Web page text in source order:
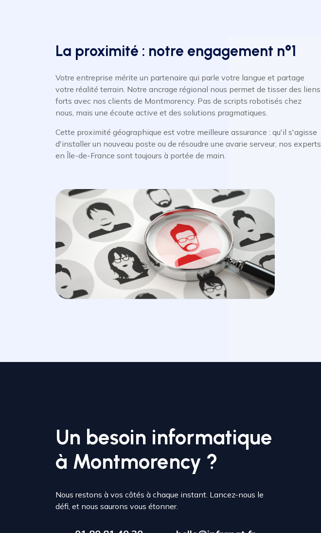
La proximité : notre engagement n°1
Votre entreprise mérite un partenaire qui parle votre langue et partage
votre réalité terrain. Notre ancrage régional nous permet de tisser des liens
forts avec nos clients de Montmorency. Pas de scripts robotisés chez
nous, mais une écoute active et des solutions pragmatiques.
Cette proximité géographique est votre meilleure assurance : qu'il s'agisse
d'installer un nouveau poste ou de résoudre une avarie serveur, nos experts
en Île-de-France sont toujours à portée de main.
Un besoin informatique
à Montmorency ?
Nous restons à vos côtés à chaque instant. Lancez-nous le
défi, et nous saurons vous étonner.